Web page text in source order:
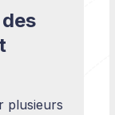
plusieurs